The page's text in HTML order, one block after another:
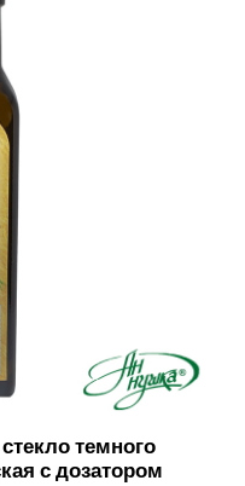
темного
с дозатором